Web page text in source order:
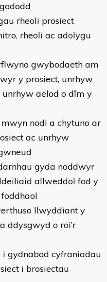
rheoli prosiect
rheoli ac adolygu
gwybodaeth am
y prosiect, unrhyw
aelod o dîm y
nodi a chytuno ar
ac unrhyw
gyda noddwyr
allweddol fod y
foddhaol
llwyddiant y
ddysgwyd o roi’r
gydnabod cyfraniadau
i brosiectau